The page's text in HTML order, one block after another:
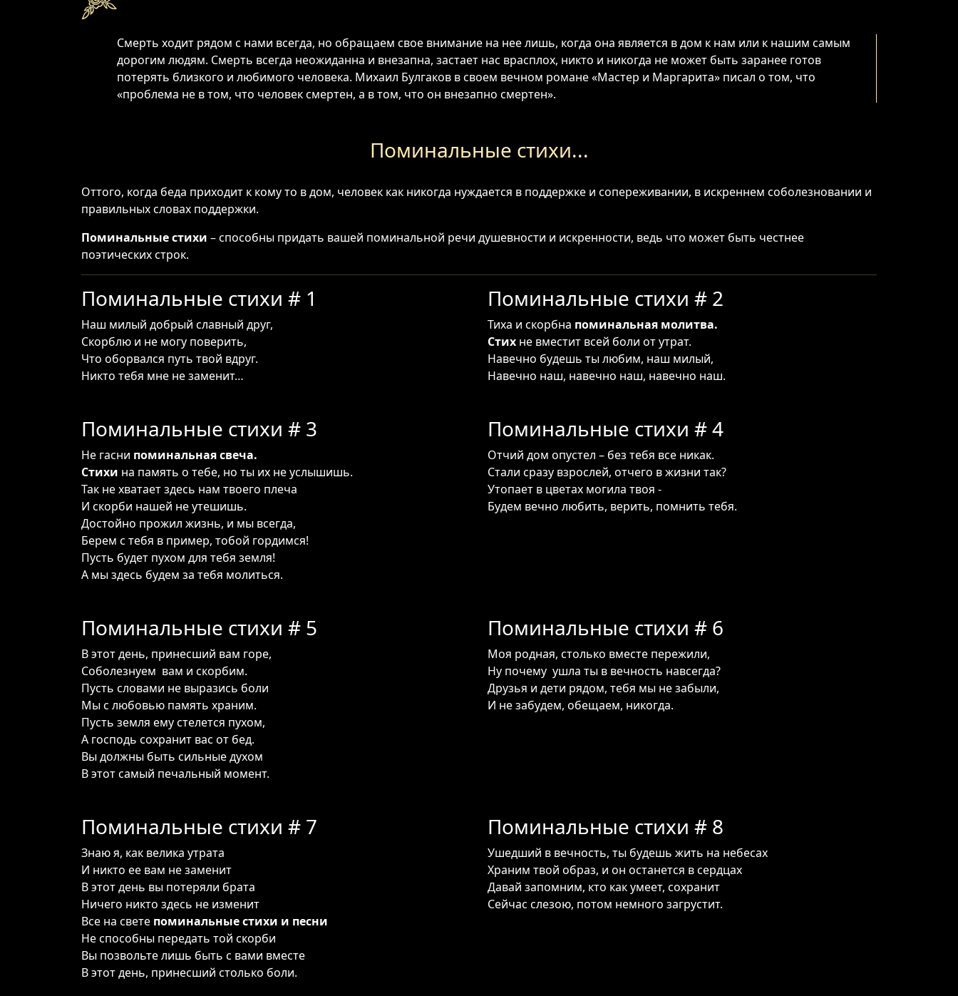
Смерть ходит рядом с нами всегда, но обращаем свое внимание на нее лишь, когда она является в дом к нам или к нашим самым
дорогим людям. Смерть всегда неожиданна и внезапна, застает нас врасплох, никто и никогда не может быть заранее готов
потерять близкого и любимого человека. Михаил Булгаков в своем вечном романе «Мастер и Маргарита» писал о том, что
«проблема не в том, что человек смертен, а в том, что он внезапно смертен».
Поминальные стихи...
Оттого, когда беда приходит к кому то в дом, человек как никогда нуждается в поддержке и сопереживании, в искреннем соболезновании и
правильных словах поддержки.
Поминальные стихи – способны придать вашей поминальной речи душевности и искренности, ведь что может быть честнее
поэтических строк.
Поминальные стихи # 1
Наш милый добрый славный друг,
Скорблю и не могу поверить,
Что оборвался путь твой вдруг.
Никто тебя мне не заменит…
Поминальные стихи # 2
Тиха и скорбна поминальная молитва.
Стих не вместит всей боли от утрат.
Навечно будешь ты любим, наш милый,
Навечно наш, навечно наш, навечно наш.
Поминальные стихи # 3
Не гасни поминальная свеча.
Стихи на память о тебе, но ты их не услышишь.
Так не хватает здесь нам твоего плеча
И скорби нашей не утешишь.
Достойно прожил жизнь, и мы всегда,
Берем с тебя в пример, тобой гордимся!
Пусть будет пухом для тебя земля!
А мы здесь будем за тебя молиться.
Поминальные стихи # 4
Отчий дом опустел – без тебя все никак.
Стали сразу взрослей, отчего в жизни так?
Утопает в цветах могила твоя -
Будем вечно любить, верить, помнить тебя.
Поминальные стихи # 5
В этот день, принесший вам горе,
Соболезнуем вам и скорбим.
Пусть словами не выразись боли
Мы с любовью память храним.
Пусть земля ему стелется пухом,
А господь сохранит вас от бед.
Вы должны быть сильные духом
В этот самый печальный момент.
Поминальные стихи # 6
Моя родная, столько вместе пережили,
Ну почему ушла ты в вечность навсегда?
Друзья и дети рядом, тебя мы не забыли,
И не забудем, обещаем, никогда.
Поминальные стихи # 7
Знаю я, как велика утрата
И никто ее вам не заменит
В этот день вы потеряли брата
Ничего никто здесь не изменит
Все на свете поминальные стихи и песни
Не способны передать той скорби
Вы позвольте лишь быть с вами вместе
В этот день, принесший столько боли.
Поминальные стихи # 8
Ушедший в вечность, ты будешь жить на небесах
Храним твой образ, и он останется в сердцах
Давай запомним, кто как умеет, сохранит
Сейчас слезою, потом немного загрустит.